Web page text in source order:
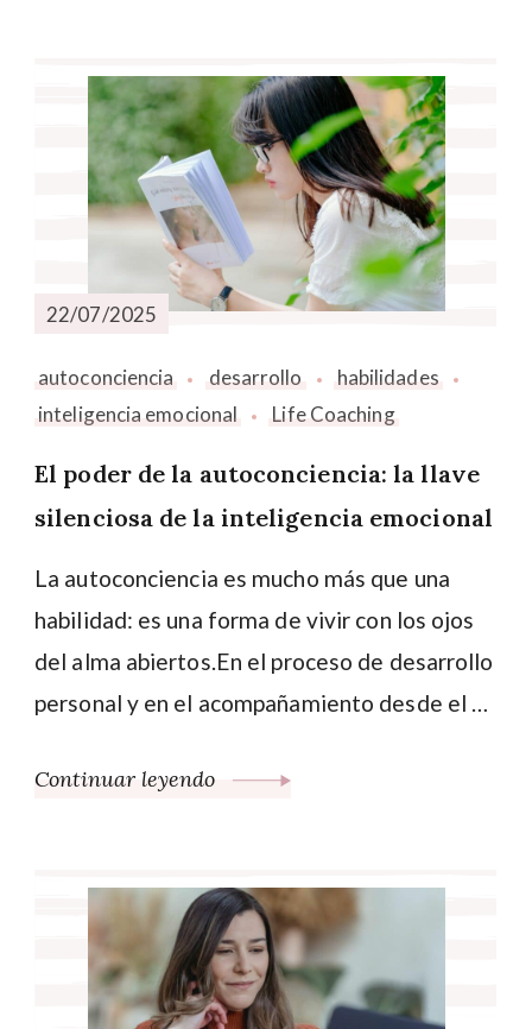
22/07/2025
autoconciencia desarrollo
habilidades
inteligencia emocional
Life Coaching
El poder de la autoconciencia: la llave
silenciosa de la inteligencia emocional
La autoconciencia es mucho más que una
habilidad: es una forma de vivir con los ojos
del alma abiertos.En el proceso de desarrollo
personal y en el acompañamiento desde el …
Continuar leyendo